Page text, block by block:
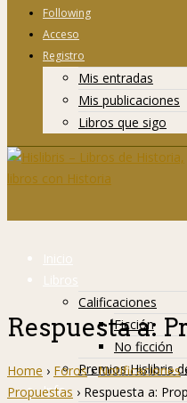
Following
Acceso
Registro
Mis entradas
Mis publicaciones
Libros que sigo
Inicio
Libros
Calificaciones
Ficción
No ficción
Premios Hislibris
Info
Respuesta a:
Home › Foros › Notificaciones ›
Propuestas › Respuesta a: